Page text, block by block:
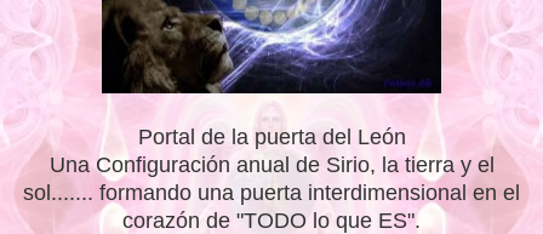
Portal de la puerta del León
Una Configuración anual de Sirio, la tierra y el
sol....... formando una puerta interdimensional en el
corazón de "TODO lo que ES".